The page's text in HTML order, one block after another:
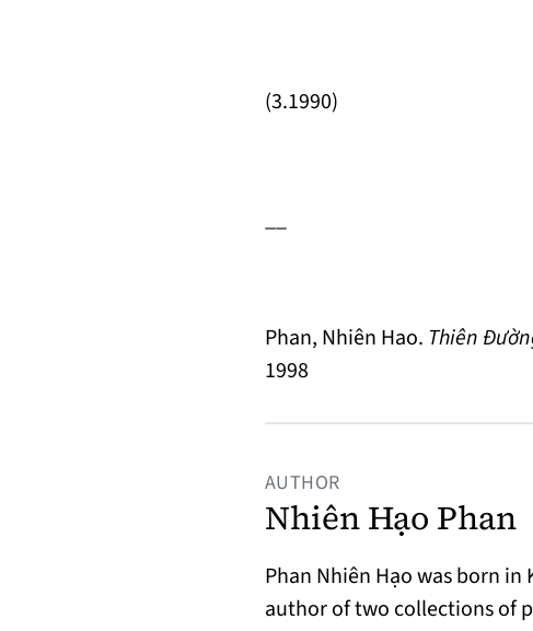
(3.1990)
__
Phan, Nhiên Hao. Thiên
1998
AUTHOR
Nhiên Hạo Phan
Phan Nhiên Hạo was born
author of two collections of